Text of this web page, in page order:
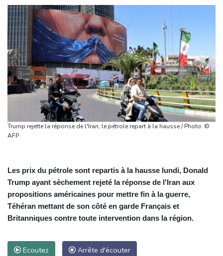
Trump rejette la réponse de l'Iran, le pétrole repart à la hausse / Photo: ©
AFP
Les prix du pétrole sont repartis à la hausse lundi, Donald
Trump ayant sèchement rejeté la réponse de l'Iran aux
propositions américaines pour mettre fin à la guerre,
Téhéran mettant de son côté en garde Français et
Britanniques contre toute intervention dans la région.
Ecoutez Arrête d'écouter